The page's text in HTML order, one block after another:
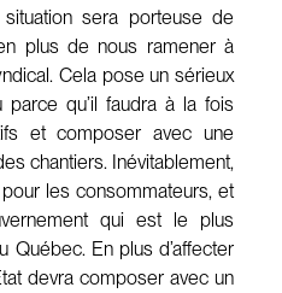
situation sera porteuse de
plus de nous ramener à
Cela pose un sérieux
qu’il faudra à la fois
et composer avec une
chantiers. Inévitablement,
les consommateurs, et
qui est le plus
Québec. En plus d’affecter
devra composer avec un